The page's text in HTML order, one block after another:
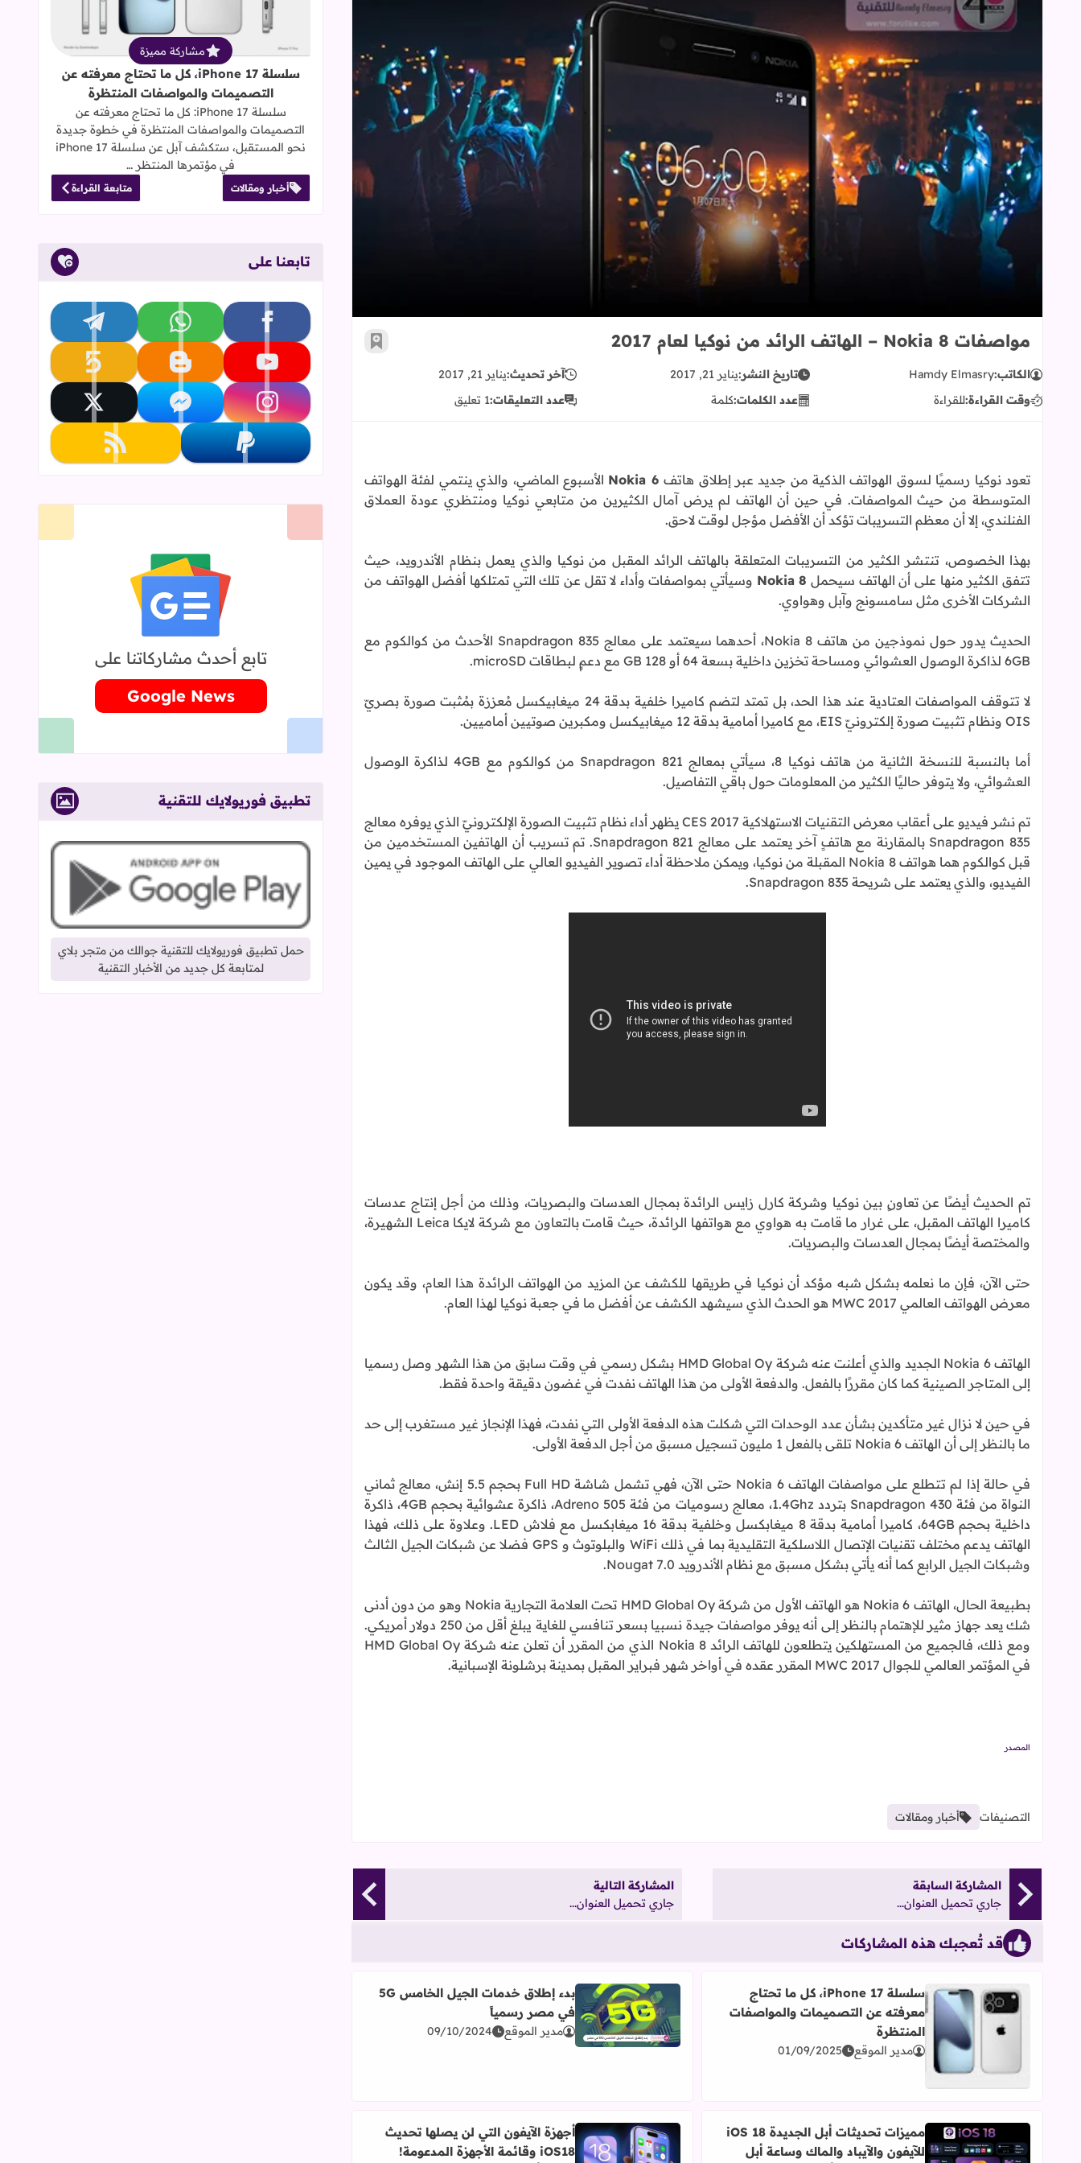
مواصفات Nokia 8 – الهاتف الرائد من نوكيا لعام 2017 أضف إلى العلامات المرجعية
الكاتب:Hamdy Elmasry تاريخ النشر:يناير 21, 2017 آخر تحديث:يناير 21, 2017
وقت القراءة:للقراءة عدد الكلمات:كلمة عدد التعليقات:1 تعليق
تعود نوكيا رسميًا لسوق الهواتف الذكية من جديد عبر إطلاق هاتفNokia 6
الأسبوع الماضي، والذي ينتمي لفئة الهواتف
المتوسطة من حيث المواصفات. في حين أن الهاتف لم يرض آمال الكثيرين من متابعي نوكيا ومنتظري عودة العملاق
الفنلندي، إلا أن معظم التسريبات تؤكد أن الأفضل مؤجل لوقت لاحق.
بهذا الخصوص، تنتشر الكثير من التسريبات المتعلقة بالهاتف الرائد المقبل من نوكيا والذي يعمل بنظام الأندرويد، حيث
تتفق الكثير منها على أن الهاتف سيحمل Nokia 8 وسيأتي بمواصفات وأداء لا تقل عن تلك التي تمتلكها أفضل الهواتف من
الشركات الأخرى مثل سامسونج وآبل وهواوي.
الحديث يدور حول نموذجين من هاتف Nokia 8، أحدهما سيعتمد على معالج Snapdragon 835 الأحدث من كوالكوم مع
6GB لذاكرة الوصول العشوائي ومساحة تخزين داخلية بسعة 64 أو 128 GB مع دعمٍ لبطاقات microSD.
لا تتوقف المواصفات العتادية عند هذا الحد، بل تمتد لتضم كاميرا خلفية بدقة 24 ميغابيكسل مُعززة بمُثبت صورة بصريّ
OIS ونظام تثبيت صورة إلكترونيّ EIS، مع كاميرا أمامية بدقة 12 ميغابيكسل ومكبرين صوتيين أماميين.
أما بالنسبة للنسخة الثانية من هاتف نوكيا 8، سيأتي بمعالج Snapdragon 821 من كوالكوم مع 4GB لذاكرة الوصول
العشوائي، ولا يتوفر حاليًا الكثير من المعلومات حول باقي التفاصيل.
تم نشر فيديو على أعقاب معرض التقنيات الاستهلاكية CES 2017 يظهر أداء نظام تثبيت الصورة الإلكترونيّ الذي يوفره معالج
Snapdragon 835 بالمقارنة مع هاتفٍ آخر يعتمد على معالج Snapdragon 821. تم تسريب أن الهاتفين المستخدمين من
قبل كوالكوم هما هواتف Nokia 8 المقبلة من نوكيا، ويمكن ملاحظة أداء تصوير الفيديو العالي على الهاتف الموجود في يمين
الفيديو، والذي يعتمد على شريحة Snapdragon 835.
تم الحديث أيضًا عن تعاونٍ بين نوكيا وشركة كارل زايس الرائدة بمجال العدسات والبصريات، وذلك من أجل إنتاج عدسات
كاميرا الهاتف المقبل، على غرار ما قامت به هواوي مع هواتفها الرائدة، حيث قامت بالتعاون مع شركة لايكا Leica الشهيرة،
والمختصة أيضًا بمجال العدسات والبصريات.
حتى الآن، فإن ما نعلمه بشكل شبه مؤكد أن نوكيا في طريقها للكشف عن المزيد من الهواتف الرائدة هذا العام، وقد يكون
معرض الهواتف العالمي MWC 2017 هو الحدث الذي سيشهد الكشف عن أفضل ما في جعبة نوكيا لهذا العام.
الهاتف Nokia 6 الجديد والذي أعلنت عنه شركة HMD Global Oy بشكل رسمي في وقت سابق من هذا الشهر وصل رسميا
إلى المتاجر الصينية كما كان مقررًا بالفعل. والدفعة الأولى من هذا الهاتف نفدت في غضون دقيقة واحدة فقط.
في حين لا نزال غير متأكدين بشأن عدد الوحدات التي شكلت هذه الدفعة الأولى التي نفدت، فهذا الإنجاز غير مستغرب إلى حد
ما بالنظر إلى أن الهاتف Nokia 6 تلقى بالفعل 1 مليون تسجيل مسبق من أجل الدفعة الأولى.
في حالة إذا لم تتطلع على مواصفات الهاتف Nokia 6 حتى الآن، فهي تشمل شاشة Full HD بحجم 5.5 إنش، معالج ثماني
النواة من فئة Snapdragon 430 بتردد 1.4Ghz، معالج رسوميات من فئة Adreno 505، ذاكرة عشوائية بحجم 4GB، ذاكرة
داخلية بحجم 64GB، كاميرا أمامية بدقة 8 ميغابكسل وخلفية بدقة 16 ميغابكسل مع فلاش LED. وعلاوة على ذلك، فهذا
الهاتف يدعم مختلف تقنيات الإتصال اللاسلكية التقليدية بما في ذلك WiFi والبلوتوث و GPS فضلا عن شبكات الجيل الثالث
وشبكات الجيل الرابع كما أنه يأتي بشكل مسبق مع نظام الأندرويد 7.0 Nougat.
بطبيعة الحال، الهاتف Nokia 6 هو الهاتف الأول من شركة HMD Global Oy تحت العلامة التجارية Nokia وهو من دون أدنى
شك يعد جهاز مثير للإهتمام بالنظر إلى أنه يوفر مواصفات جيدة نسبيا بسعر تنافسي للغاية يبلغ أقل من 250 دولار أمريكي.
ومع ذلك، فالجميع من المستهلكين يتطلعون للهاتف الرائد Nokia 8 الذي من المقرر أن تعلن عنه شركة HMD Global Oy
في المؤتمر العالمي للجوال MWC 2017 المقرر عقده في أواخر شهر فبراير المقبل بمدينة برشلونة الإسبانية.
المصدر
التصنيفات أخبار ومقالات
المشاركة السابقة
جاري تحميل العنوان...
المشاركة التالية
جاري تحميل العنوان...
قد تُعجبك هذه المشاركات
اقرأ المزيد عن سلسلة iPhone 17، كل ما تحتاج معرفته عن التصميمات والمواصفات المنتظرة
سلسلة iPhone 17، كل ما تحتاج
معرفته عن التصميمات والمواصفات
المنتظرة
مدير الموقع 01/09/2025
اقرأ المزيد عن بدء إطلاق خدمات الجيل الخامس 5G في مصر رسمياً
بدء إطلاق خدمات الجيل الخامس 5G
في مصر رسمياً
مدير الموقع 09/10/2024
مميزات تحديثات أبل الجديدة iOS 18
للآيفون والآيباد والماك وساعة أبل
أجهزة الآيفون التي لن يصلها تحديث
iOS18 وقائمة الأجهزة المدعومة!
مشاركة مميزة
سلسلة iPhone 17، كل ما تحتاج معرفته عن
التصميمات والمواصفات المنتظرة
سلسلة iPhone 17: كل ما تحتاج معرفته عن
التصميمات والمواصفات المنتظرة في خطوة جديدة
نحو المستقبل، ستكشف آبل عن سلسلة iPhone 17
في مؤتمرها المنتظر …
أخبار ومقالات متابعة القراءة
تابعنا على
تابعنا على facebook تابعنا على whatsapp تابعنا على telegram
تابعنا على youtube تابعنا على blogger تابعنا على khamsat
تابعنا على instagram تابعنا على messenger تابعنا على x
تابعنا على paypal تابعنا على rss
تابع أحدث مشاركاتنا على
Google News
تطبيق فوريولايك للتقنية
حمل تطبيق فوريولايك للتقنية جوالك من متجر بلاي
لمتابعة كل جديد من الأخبار التقنية